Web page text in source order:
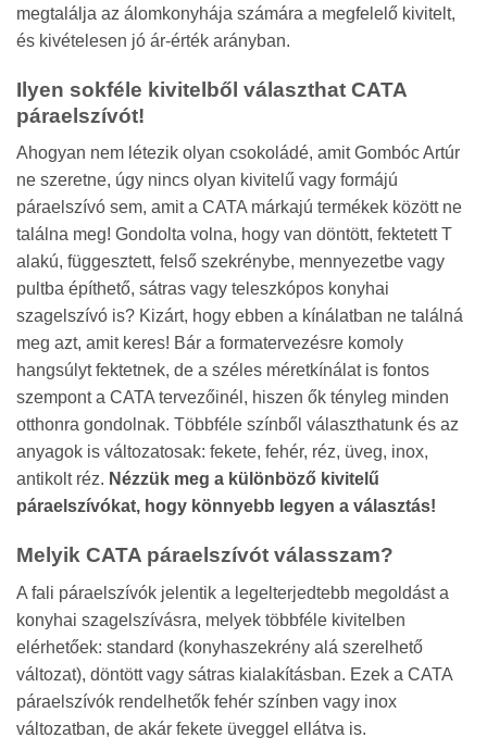
megtalálja az álomkonyhája számára a megfelelő kivitelt,
és kivételesen jó ár-érték arányban.
Ilyen sokféle kivitelből választhat CATA
páraelszívót!
Ahogyan nem létezik olyan csokoládé, amit Gombóc Artúr
ne szeretne, úgy nincs olyan kivitelű vagy formájú
páraelszívó sem, amit a CATA márkajú termékek között ne
találna meg! Gondolta volna, hogy van döntött, fektetett T
alakú, függesztett, felső szekrénybe, mennyezetbe vagy
pultba építhető, sátras vagy teleszkópos konyhai
szagelszívó is? Kizárt, hogy ebben a kínálatban ne találná
meg azt, amit keres! Bár a formatervezésre komoly
hangsúlyt fektetnek, de a széles méretkínálat is fontos
szempont a CATA tervezőinél, hiszen ők tényleg minden
otthonra gondolnak. Többféle színből választhatunk és az
anyagok is változatosak: fekete, fehér, réz, üveg, inox,
antikolt réz. Nézzük meg a különböző kivitelű
páraelszívókat, hogy könnyebb legyen a választás!
Melyik CATA páraelszívót válasszam?
A fali páraelszívók jelentik a legelterjedtebb megoldást a
konyhai szagelszívásra, melyek többféle kivitelben
elérhetőek: standard (konyhaszekrény alá szerelhető
változat), döntött vagy sátras kialakításban. Ezek a CATA
páraelszívók rendelhetők fehér színben vagy inox
változatban, de akár fekete üveggel ellátva is.